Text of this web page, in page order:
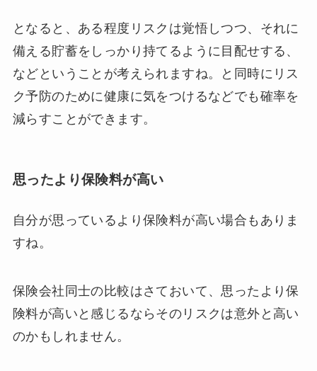
となると、ある程度リスクは覚悟しつつ、それに
備える貯蓄をしっかり持てるように目配せする、
などということが考えられますね。と同時にリス
ク予防のために健康に気をつけるなどでも確率を
減らすことができます。
思ったより保険料が高い
自分が思っているより保険料が高い場合もありま
すね。
保険会社同士の比較はさておいて、思ったより保
険料が高いと感じるならそのリスクは意外と高い
のかもしれません。